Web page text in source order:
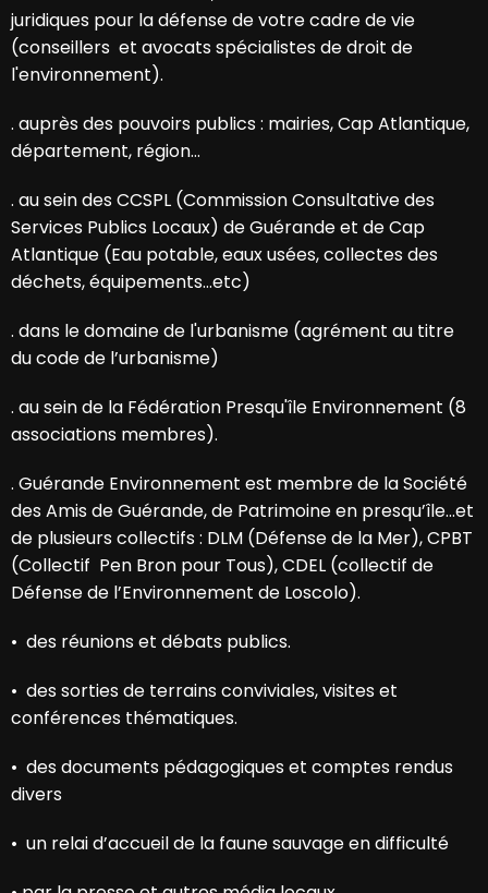
juridiques pour la défense de votre cadre de vie
(conseillers et avocats spécialistes de droit de
l'environnement).
. auprès des pouvoirs publics : mairies, Cap Atlantique,
département, région…
. au sein des CCSPL (Commission Consultative des
Services Publics Locaux) de Guérande et de Cap
Atlantique (Eau potable, eaux usées, collectes des
déchets, équipements…etc)
. dans le domaine de l'urbanisme (agrément au titre
du code de l’urbanisme)
. au sein de la Fédération Presqu'île Environnement (8
associations membres).
. Guérande Environnement est membre de la Société
des Amis de Guérande, de Patrimoine en presqu’île…et
de plusieurs collectifs : DLM (Défense de la Mer), CPBT
(Collectif Pen Bron pour Tous), CDEL (collectif de
Défense de l’Environnement de Loscolo).
• des réunions et débats publics.
• des sorties de terrains conviviales, visites et
conférences thématiques.
• des documents pédagogiques et comptes rendus
divers
• un relai d’accueil de la faune sauvage en difficulté